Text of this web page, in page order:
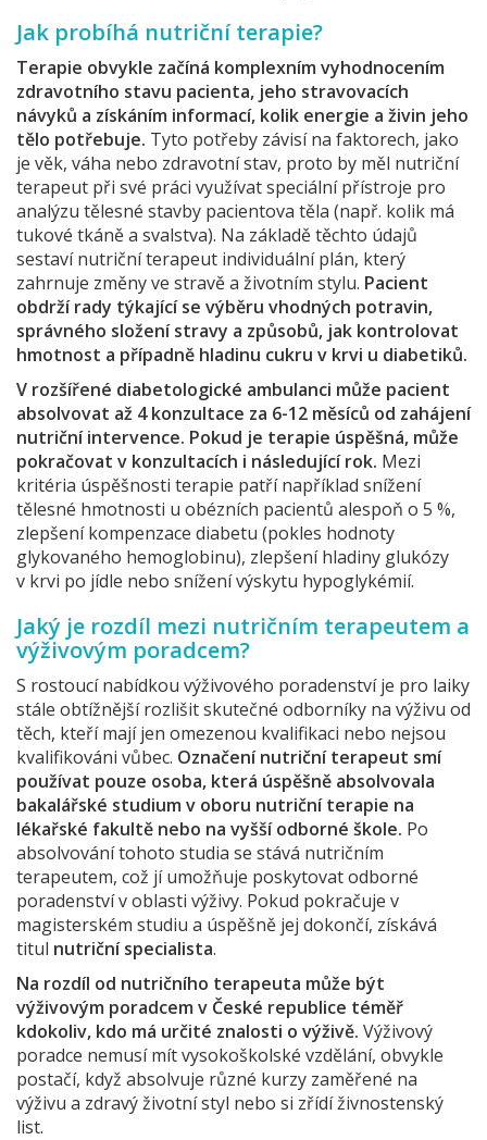
Jak probíhá nutriční terapie?
Terapie obvykle začíná komplexním vyhodnocením
zdravotního stavu pacienta, jeho stravovacích
návyků a získáním informací, kolik energie a živin jeho
tělo potřebuje. Tyto potřeby závisí na faktorech, jako
je věk, váha nebo zdravotní stav, proto by měl nutriční
terapeut při své práci využívat speciální přístroje pro
analýzu tělesné stavby pacientova těla (např. kolik má
tukové tkáně a svalstva). Na základě těchto údajů
sestaví nutriční terapeut individuální plán, který
zahrnuje změny ve stravě a životním stylu. Pacient
obdrží rady týkající se výběru vhodných potravin,
správného složení stravy a způsobů, jak kontrolovat
hmotnost a případně hladinu cukru v krvi u diabetiků.
V rozšířené diabetologické ambulanci může pacient
absolvovat až 4 konzultace za 6-12 měsíců od zahájení
nutriční intervence. Pokud je terapie úspěšná, může
pokračovat v konzultacích i následující rok. Mezi
kritéria úspěšnosti terapie patří například snížení
tělesné hmotnosti u obézních pacientů alespoň o 5 %,
zlepšení kompenzace diabetu (pokles hodnoty
glykovaného hemoglobinu), zlepšení hladiny glukózy
v krvi po jídle nebo snížení výskytu hypoglykémií.
Jaký je rozdíl mezi nutričním terapeutem a
výživovým poradcem?
S rostoucí nabídkou výživového poradenství je pro laiky
stále obtížnější rozlišit skutečné odborníky na výživu od
těch, kteří mají jen omezenou kvalifikaci nebo nejsou
kvalifikováni vůbec. Označení nutriční terapeut smí
používat pouze osoba, která úspěšně absolvovala
bakalářské studium v oboru nutriční terapie na
lékařské fakultě nebo na vyšší odborné škole. Po
absolvování tohoto studia se stává nutričním
terapeutem, což jí umožňuje poskytovat odborné
poradenství v oblasti výživy. Pokud pokračuje v
magisterském studiu a úspěšně jej dokončí, získává
titul nutriční specialista.
Na rozdíl od nutričního terapeuta může být
výživovým poradcem v České republice téměř
kdokoliv, kdo má určité znalosti o výživě. Výživový
poradce nemusí mít vysokoškolské vzdělání, obvykle
postačí, když absolvuje různé kurzy zaměřené na
výživu a zdravý životní styl nebo si zřídí živnostenský
list.